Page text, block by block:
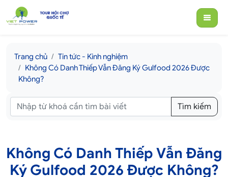
Trang chủ
Tin tức - Kinh nghiệm
Không Có Danh Thiếp Vẫn Đăng Ký Gulfood 2026 Được
Không?
Tìm kiếm
Không Có Danh Thiếp Vẫn Đăng
Ký Gulfood 2026 Được Không?